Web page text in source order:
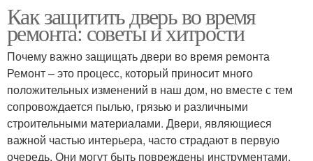
Как защитить дверь во время
ремонта: советы и хитрости
Почему важно защищать двери во время ремонта
Ремонт – это процесс, который приносит много
положительных изменений в наш дом, но вместе с тем
сопровождается пылью, грязью и различными
строительными материалами. Двери, являющиеся
важной частью интерьера, часто страдают в первую
очередь. Они могут быть повреждены инструментами,